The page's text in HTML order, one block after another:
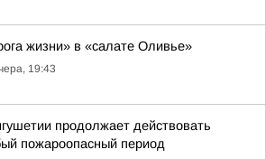
жизни» в «салате Оливье»
19:43
продолжает действовать
пожароопасный период